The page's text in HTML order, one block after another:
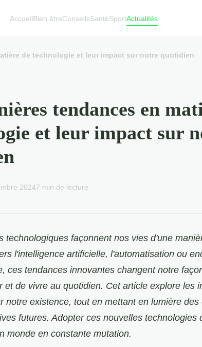
AccueilBien êtreConseilsSantéSportActualités
de technologie et leur impact sur notre quotidien
tendances en
et leur impact sur
20247 min de lecture
technologiques façonnent nos vies d'une
l'intelligence artificielle, l'automatisation ou
ces tendances innovantes changent notre
et de vivre au quotidien. Cet article explore les
notre existence, tout en mettant en lumière
futures. Adopter ces nouvelles technologies
monde en constante mutation.